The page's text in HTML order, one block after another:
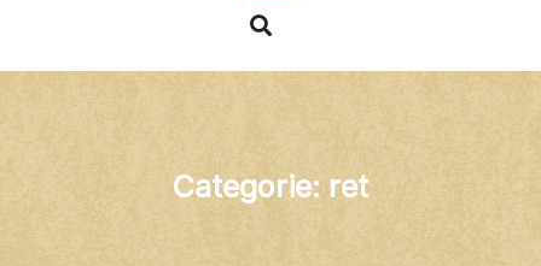
Button
Categorie: ret